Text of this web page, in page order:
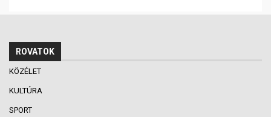
ROVATOK
KÖZÉLET
KULTÚRA
SPORT